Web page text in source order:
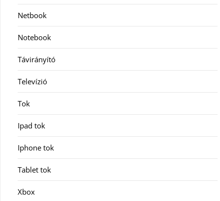
Netbook
Notebook
Távirányító
Televízió
Tok
Ipad tok
Iphone tok
Tablet tok
Xbox